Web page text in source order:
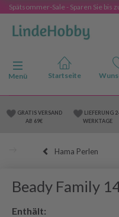
Spätsommer-Sale - Sparen Sie bis
Anzeige ändern
Menü
GRATIS VERSAND
AB 69€
LIEFERUNG
WERKTAGE
Hama Perlen
Beady Family
Enthält: